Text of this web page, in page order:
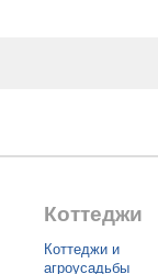
Коттеджи
Коттеджи и
агроусадьбы